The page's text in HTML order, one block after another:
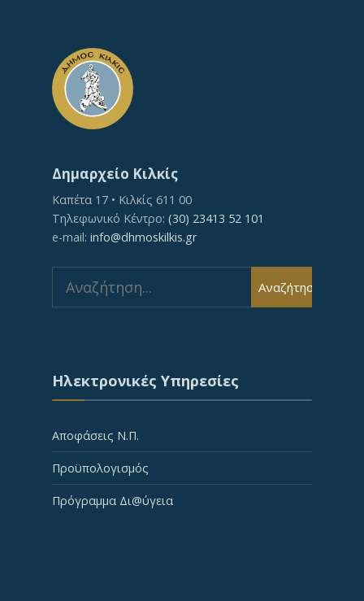
Δημαρχείο Κιλκίς
Καπέτα 17 • Κιλκίς 611 00
Τηλεφωνικό Κέντρο: (30) 23413 52 101
e-mail: info@dhmoskilkis.gr
for:
Αναζήτηση
Ηλεκτρονικές Υπηρεσίες
Αποφάσεις Ν.Π.
Προϋπολογισμός
Πρόγραμμα Δι@ύγεια